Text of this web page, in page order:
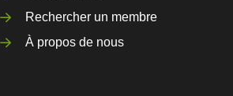
Rechercher un membre
À propos de nous